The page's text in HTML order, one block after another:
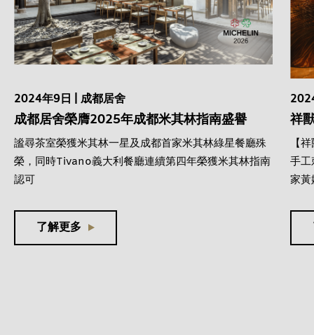
2024年9日 | 成都居舍
成都居舍榮膺2025年成都米其林指南盛譽
謐尋茶室榮獲米其林一星及成都首家米其林綠星餐廳殊
榮，同時Tivano義大利餐廳連續第四年榮獲米其林指南
認可
了解更多
祥
【
手
家黃